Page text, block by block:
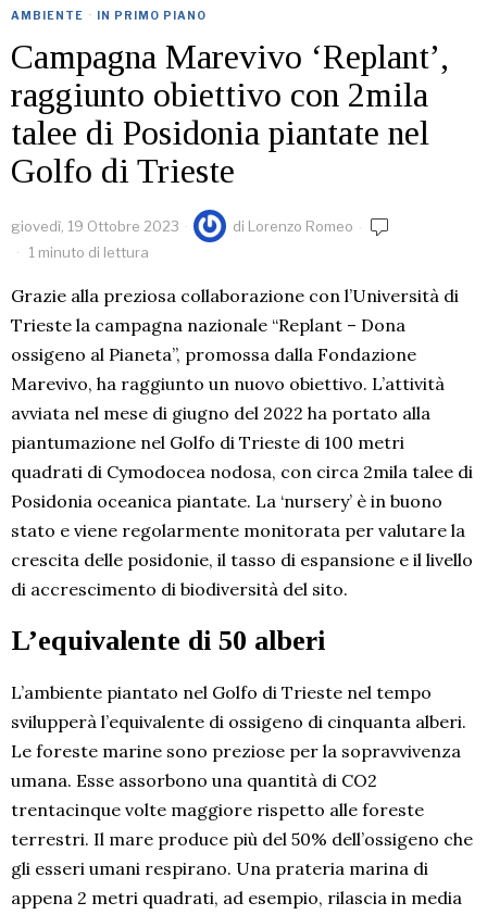
AMBIENTE · IN PRIMO PIANO
Campagna Marevivo ‘Replant’,
raggiunto obiettivo con 2mila
talee di Posidonia piantate nel
Golfo di Trieste
giovedì, 19 Ottobre 2023 di Lorenzo Romeo
1 minuto di lettura
Grazie alla preziosa collaborazione con l’Università di
Trieste la campagna nazionale “Replant – Dona
ossigeno al Pianeta”, promossa dalla Fondazione
Marevivo, ha raggiunto un nuovo obiettivo. L’attività
avviata nel mese di giugno del 2022 ha portato alla
piantumazione nel Golfo di Trieste di 100 metri
quadrati di Cymodocea nodosa, con circa 2mila talee di
Posidonia oceanica piantate. La ‘nursery’ è in buono
stato e viene regolarmente monitorata per valutare la
crescita delle posidonie, il tasso di espansione e il livello
di accrescimento di biodiversità del sito.
L’equivalente di 50 alberi
L’ambiente piantato nel Golfo di Trieste nel tempo
svilupperà l’equivalente di ossigeno di cinquanta alberi.
Le foreste marine sono preziose per la sopravvivenza
umana. Esse assorbono una quantità di CO2
trentacinque volte maggiore rispetto alle foreste
terrestri. Il mare produce più del 50% dell’ossigeno che
gli esseri umani respirano. Una prateria marina di
appena 2 metri quadrati, ad esempio, rilascia in media